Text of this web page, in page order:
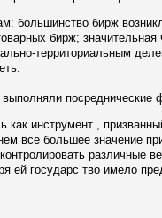
большинство бирж
бирж;
территориальным
посреднические
как инструмент ,
все большее значение
различные
ей государс тво имело